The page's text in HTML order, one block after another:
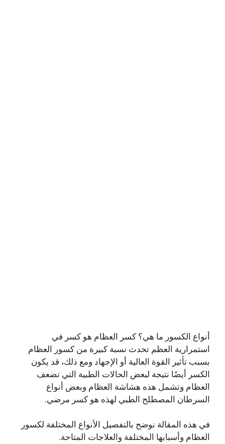
أنواع الكسور ما هي؟ كسر العظام هو كسر في
استمرارية العظم تحدث نسبة كبيرة من كسور العظام
بسبب تأثير القوة العالية أو الإجهاد ومع ذلك، قد يكون
الكسر أيضًا نتيجة لبعض الحالات الطبية التي تضعف
العظام وتشمل هذه هشاشة العظام وبعض أنواع
السرطان المصطلح الطبي لهذه هو كسر مرضي.
في هذه المقالة نوضح بالتفصيل الأنواع المختلفة لكسور
العظام وأسبابها المختلفة والعلاجات المتاحة.